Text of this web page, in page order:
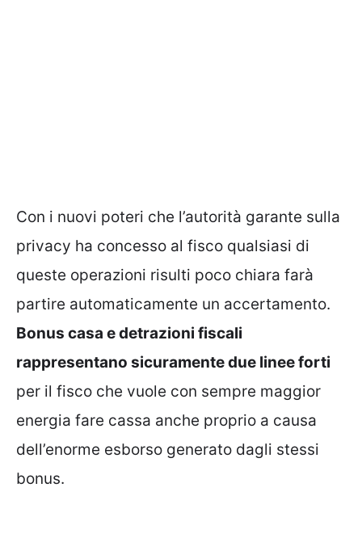
Con i nuovi poteri che l’autorità garante sulla
privacy ha concesso al fisco qualsiasi di
queste operazioni risulti poco chiara farà
partire automaticamente un accertamento.
Bonus casa e detrazioni fiscali
rappresentano sicuramente due linee forti
per il fisco che vuole con sempre maggior
energia fare cassa anche proprio a causa
dell’enorme esborso generato dagli stessi
bonus.